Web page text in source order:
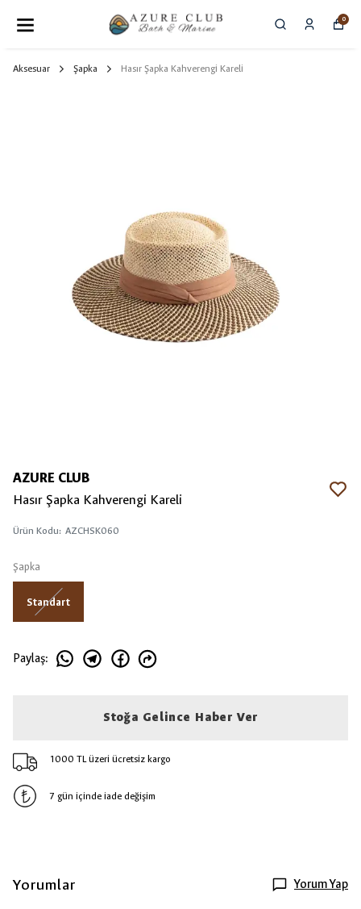
0
Aksesuar Şapka Hasır Şapka Kahverengi Kareli
AZURE CLUB
Hasır Şapka Kahverengi Kareli
Ürün Kodu: AZCHSK060
Şapka
Standart
Paylaş:
Stoğa Gelince Haber Ver
1000 TL üzeri ücretsiz kargo
7 gün içinde iade değişim
Yorumlar Yorum Yap